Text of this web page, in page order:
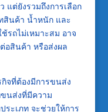
แต่ยังรวมถึงการเลือก
สินค้า น้ำหนัก และ
รถไม่เหมาะสม อาจ
อสินค้า หรือส่งผล
จที่ต้องมีการขนส่ง
นส่งที่มีความ
ะเภท จะช่วยให้การ